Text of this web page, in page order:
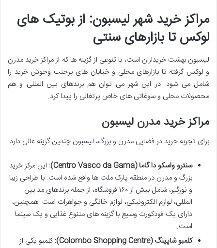
مراکز خرید شهر لیسبون: از بوتیک های
لوکس تا بازارهای سنتی
لیسبون بهشت خریداران است، با تنوعی از گزینه ها که از مراکز خرید مدرن
و لوکس گرفته تا بازارهای محلی و خیابان های پرجنب وجوش خرید را
شامل می شود. در این شهر می توان هم برندهای بین المللی و هم
محصولات محلی و سوغاتی های خاص پرتغالی را پیدا کرد.
مراکز خرید مدرن لیسبون
برای تجربه خرید در فضایی مدرن و بزرگ، لیسبون چندین گزینه عالی دارد:
سنترو واسکو دا گاما (Centro Vasco da Gama):
این مرکز خرید
بزرگ و مدرن در منطقه پارک ملت ها واقع شده است. با طراحی زیبا
و نورگیر، شامل بیش از ۱۶۰ فروشگاه، از جمله برندهای مد بین
المللی، لوازم الکترونیکی، لوازم خانگی و جواهرات است. همچنین،
دارای یک فودکورت وسیع با گزینه های متنوع غذایی و یک سینما
است.
کلمبو شاپینگ (Colombo Shopping Centre):
کلمبو یکی از